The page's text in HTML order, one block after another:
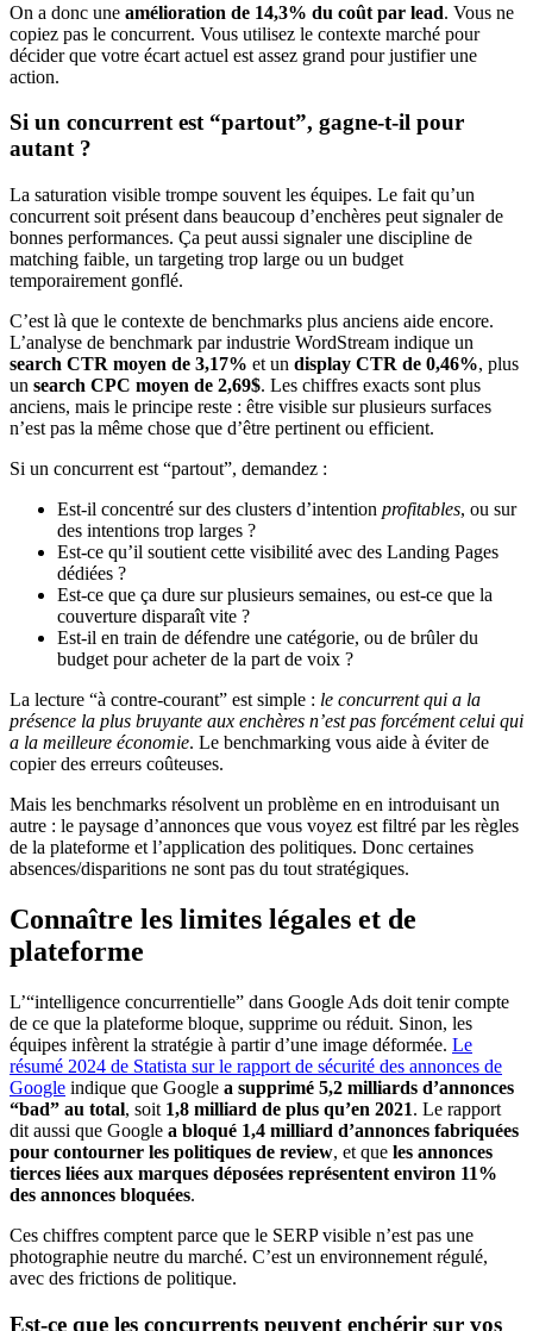
On a donc une amélioration de 14,3% du coût par lead. Vous ne
copiez pas le concurrent. Vous utilisez le contexte marché pour
décider que votre écart actuel est assez grand pour justifier une
action.
Si un concurrent est “partout”, gagne-t-il pour
autant ?
La saturation visible trompe souvent les équipes. Le fait qu’un
concurrent soit présent dans beaucoup d’enchères peut signaler de
bonnes performances. Ça peut aussi signaler une discipline de
matching faible, un targeting trop large ou un budget
temporairement gonflé.
C’est là que le contexte de benchmarks plus anciens aide encore.
L’analyse de benchmark par industrie WordStream indique un
search CTR moyen de 3,17% et un display CTR de 0,46%, plus
un search CPC moyen de 2,69$. Les chiffres exacts sont plus
anciens, mais le principe reste : être visible sur plusieurs surfaces
n’est pas la même chose que d’être pertinent ou efficient.
Si un concurrent est “partout”, demandez :
Est-il concentré sur des clusters d’intention profitables, ou sur
des intentions trop larges ?
Est-ce qu’il soutient cette visibilité avec des Landing Pages
dédiées ?
Est-ce que ça dure sur plusieurs semaines, ou est-ce que la
couverture disparaît vite ?
Est-il en train de défendre une catégorie, ou de brûler du
budget pour acheter de la part de voix ?
La lecture “à contre-courant” est simple : le concurrent qui a la
présence la plus bruyante aux enchères n’est pas forcément celui qui
a la meilleure économie. Le benchmarking vous aide à éviter de
copier des erreurs coûteuses.
Mais les benchmarks résolvent un problème en en introduisant un
autre : le paysage d’annonces que vous voyez est filtré par les règles
de la plateforme et l’application des politiques. Donc certaines
absences/disparitions ne sont pas du tout stratégiques.
Connaître les limites légales et de
plateforme
L’“intelligence concurrentielle” dans Google Ads doit tenir compte
de ce que la plateforme bloque, supprime ou réduit. Sinon, les
équipes infèrent la stratégie à partir d’une image déformée. Le
résumé 2024 de Statista sur le rapport de sécurité des annonces de
Google indique que Google a supprimé 5,2 milliards d’annonces
“bad” au total, soit 1,8 milliard de plus qu’en 2021. Le rapport
dit aussi que Google a bloqué 1,4 milliard d’annonces fabriquées
pour contourner les politiques de review, et que les annonces
tierces liées aux marques déposées représentent environ 11%
des annonces bloquées.
Ces chiffres comptent parce que le SERP visible n’est pas une
photographie neutre du marché. C’est un environnement régulé,
avec des frictions de politique.
Est-ce que les concurrents peuvent enchérir sur vos